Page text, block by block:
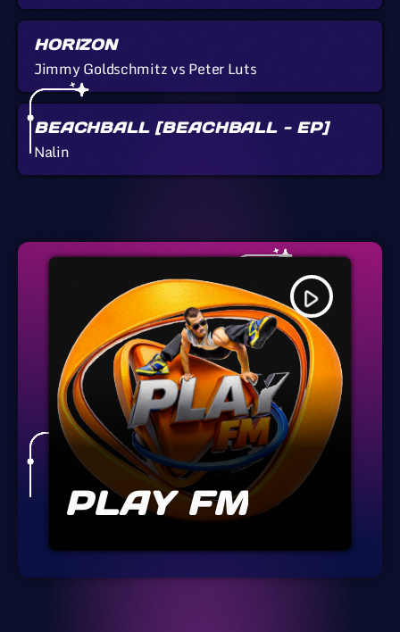
HORIZON
Jimmy Goldschmitz vs Peter Luts
BEACHBALL [BEACHBALL - EP]
Nalin
play_arrow
PLAY FM